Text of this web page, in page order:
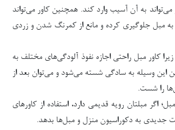
می‌تواند به آن آسیب وارد کند. همچنین کاور می‌تواند
به مبل جلوگیری کرده و مانع از کمرنگ شدن و زردی
کاور مبل راحتی اجازه نفوذ آلودگی‌های مختلف به
این وسیله به سادگی شسته می‌شود و می‌توان بعد از
را شست.
اگر مبلتان رویه قدیمی دارد، استفاده از کاورهای
جدیدی به دکوراسیون منزل و مبل‌ها بدهد.